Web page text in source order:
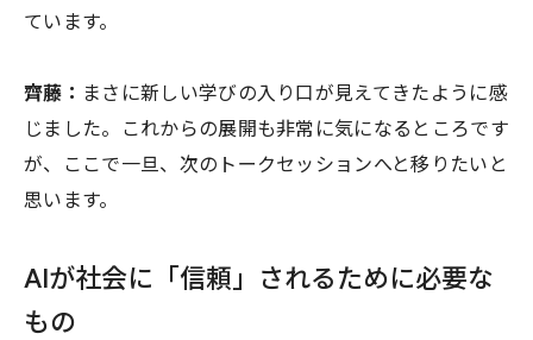
ています。
齊藤： まさに新しい学びの入り口が見えてきたように感
じました。これからの展開も非常に気になるところです
が、ここで一旦、次のトークセッションへと移りたいと
思います。
AIが社会に「信頼」されるために必要な
もの